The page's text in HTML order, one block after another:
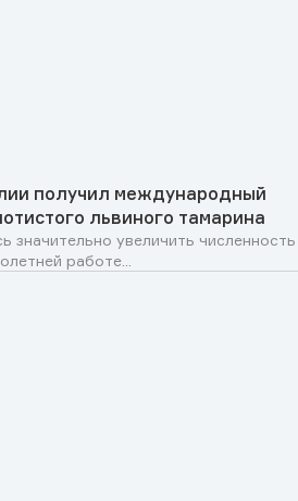
получил международный
львиного тамарина
значительно увеличить численность
работе...